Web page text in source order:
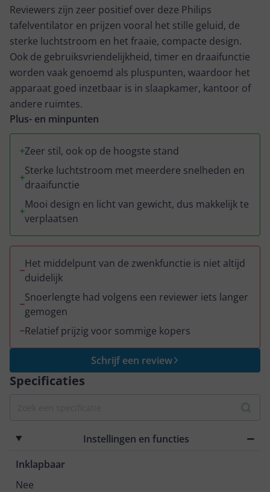
Specificaties
Instellingen en functies
Inklapbaar
Nee
is echt ontzettend fijn. Je kunt hem ook instellen om
hem in 1 richting op te laten gaan maar hij kan ook
draaien. Je kunt hem ook instellen om hem 6 of 12 uur
te laten draaien waarna hij vanzelf uit gaat Al met al
een prachtige ventilator die het held waard is
Reviewers zijn zeer positief over deze Philips
tafelventilator en prijzen vooral het stille geluid, de
sterke luchtstroom en het fraaie, compacte design.
Ook de gebruiksvriendelijkheid, timer en draaifunctie
worden vaak genoemd als pluspunten, waardoor het
apparaat goed inzetbaar is in slaapkamer, kantoor of
andere ruimtes.
Plus- en minpunten
Zeer stil, ook op de hoogste stand
Sterke luchtstroom met meerdere snelheden en
draaifunctie
Mooi design en licht van gewicht, dus makkelijk te
verplaatsen
Het middelpunt van de zwenkfunctie is niet altijd
duidelijk
Snoerlengte had volgens een reviewer iets langer
gemogen
Relatief prijzig voor sommige kopers
Schrijf een review